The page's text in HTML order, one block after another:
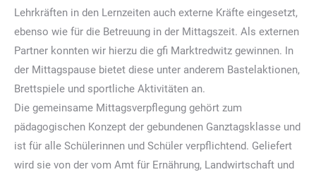
Lehrkräften in den Lernzeiten auch externe Kräfte eingesetzt,
ebenso wie für die Betreuung in der Mittagszeit. Als externen
Partner konnten wir hierzu die gfi Marktredwitz gewinnen. In
der Mittagspause bietet diese unter anderem Bastelaktionen,
Brettspiele und sportliche Aktivitäten an.
Die gemeinsame Mittagsverpflegung gehört zum
pädagogischen Konzept der gebundenen Ganztagsklasse und
ist für alle Schülerinnen und Schüler verpflichtend. Geliefert
wird sie von der vom Amt für Ernährung, Landwirtschaft und